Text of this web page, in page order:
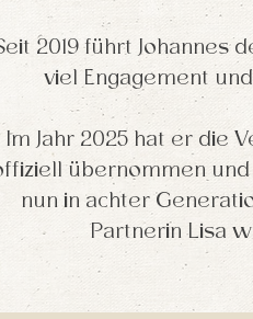
2019 führt Johannes
viel Engagement
Im Jahr 2025 hat er die
übernommen
nun in achter
Partnerin Lisa